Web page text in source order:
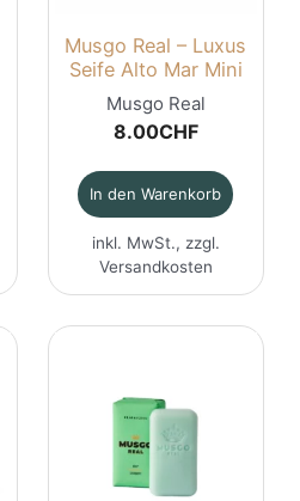
Musgo Real – Luxus
Seife Alto Mar Mini
Musgo Real
8.00CHF
In den Warenkorb
inkl. MwSt., zzgl.
Versandkosten